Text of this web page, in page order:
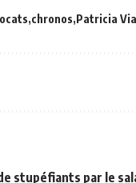
chronos Patricia
stupéfiants par le